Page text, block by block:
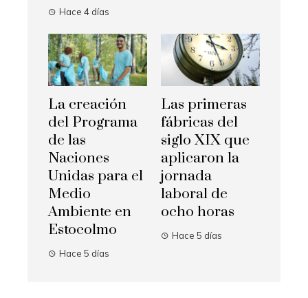
Hace 4 días
La creación
del Programa
de las
Naciones
Unidas para el
Medio
Ambiente en
Estocolmo
Hace 5 días
Las primeras
fábricas del
siglo XIX que
aplicaron la
jornada
laboral de
ocho horas
Hace 5 días